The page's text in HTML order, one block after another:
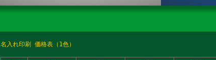
名入れ印刷 価格表（1色）